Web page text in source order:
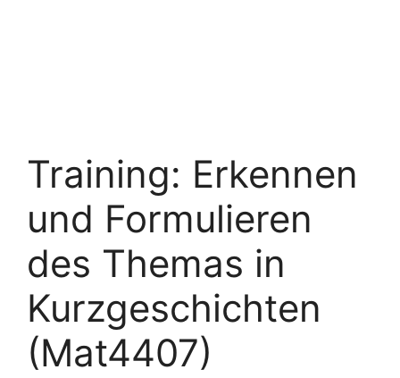
Training: Erkennen
und Formulieren
des Themas in
Kurzgeschichten
(Mat4407)